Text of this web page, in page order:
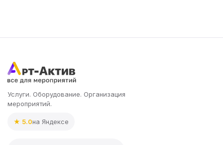
Услуги. Оборудование. Организация
мероприятий.
★ 5.0на Яндексе